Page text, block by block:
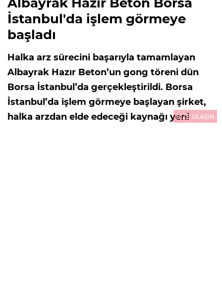
İstanbul'da işlem görmeye
başladı
Halka arz sürecini başarıyla tamamlayan
Albayrak Hazır Beton’un gong töreni dün
Borsa İstanbul’da gerçekleştirildi. Borsa
İstanbul’da işlem görmeye başlayan şirket,
halka arzdan elde edeceği kaynağı yeniBİZE ULAŞIN